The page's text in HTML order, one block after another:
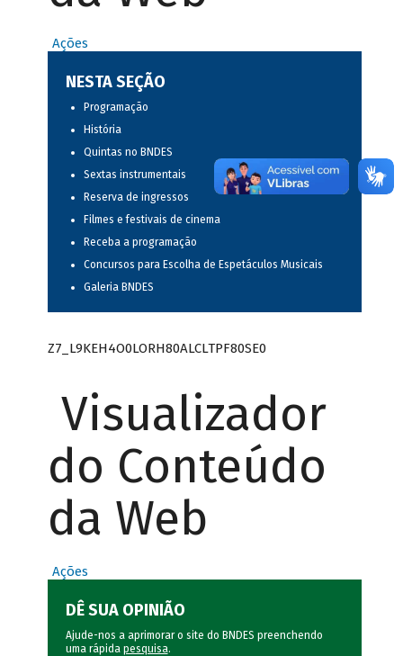
Ações
NESTA SEÇÃO
Programação
História
Quintas no BNDES
Sextas instrumentais
Reserva de ingressos
Filmes e festivais de cinema
Receba a programação
Concursos para Escolha de Espetáculos Musicais
Galeria BNDES
Z7_L9KEH4O0LORH80ALCLTPF80SE0
Visualizador
do Conteúdo
da Web
Ações
DÊ SUA OPINIÃO
Ajude-nos a aprimorar o site do BNDES preenchendo
uma rápida pesquisa.